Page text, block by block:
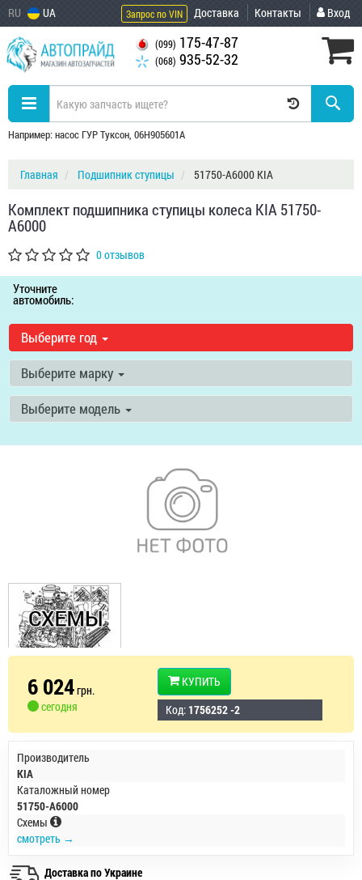
RU UA Запрос по VIN Доставка Контакты Вход
(099) 175-47-87
(068) 935-52-32
Например: насос ГУР Туксон, 06H905601A
Главная Подшипник ступицы 51750-A6000 KIA
Комплект подшипника ступицы колеса KIA 51750-
A6000
0 отзывов
Уточните
автомобиль:
Выберите год
Выберите марку
Выберите модель
6 024грн.
сегодня
КУПИТЬ
Код: 1756252 -2
Производитель
KIA
Каталожный номер
51750-A6000
Схемы
смотреть →
Доставка по Украине